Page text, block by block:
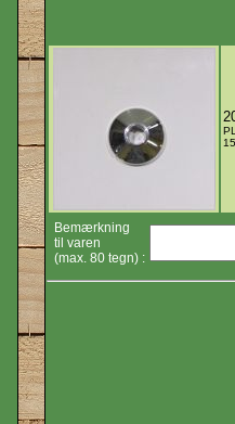
Bemærkning
til varen
(max. 80 tegn) :